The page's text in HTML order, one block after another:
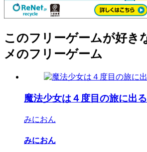
このフリーゲームが好き
メのフリーゲーム
魔法少女は４度目の旅に出る
みにおん
みにおん